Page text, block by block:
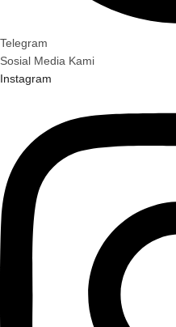
Telegram
Sosial Media Kami
Instagram